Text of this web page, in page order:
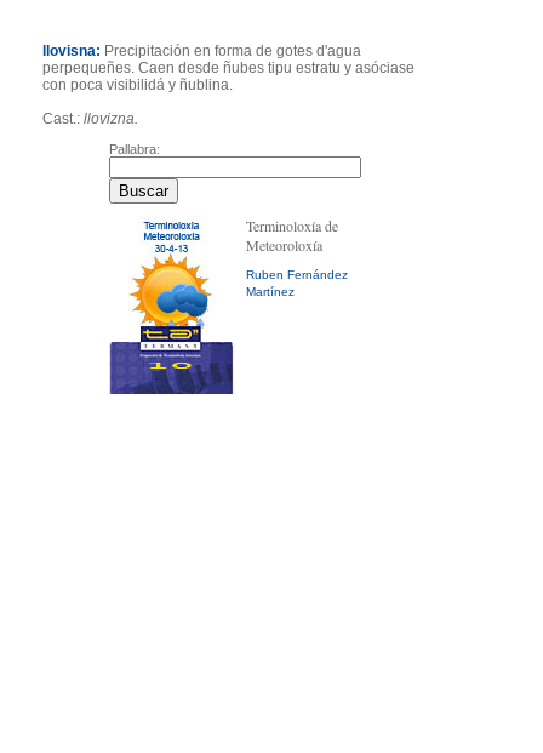
llovisna: Precipitación en forma de gotes d'agua
perpequeñes. Caen desde ñubes tipu estratu y asóciase
con poca visibilidá y ñublina.
Cast.: llovizna.
Pallabra:
Terminoloxía de
Meteoroloxía
Ruben Fernández
Martínez